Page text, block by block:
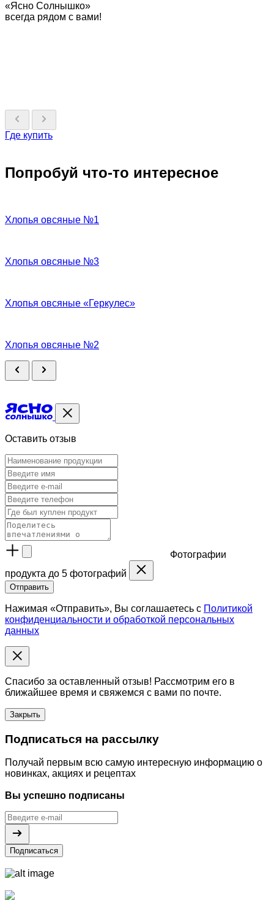
«Ясно Солнышко»
всегда рядом с вами!
Где купить
Попробуй что-то интересное
Хлопья овсяные №1
Хлопья овсяные №3
Хлопья овсяные «Геркулес»
Хлопья овсяные №2
Оставить отзыв
Фотографии
продукта до 5 фотографий
Отправить
Нажимая «Отправить», Вы соглашаетесь с Политикой
конфиденциальности и обработкой персональных
данных
Спасибо за оставленный отзыв! Рассмотрим его в
ближайшее время и свяжемся с вами по почте.
Закрыть
Подписаться на рассылку
Получай первым всю самую интересную информацию о
новинках, акциях и рецептах
Вы успешно подписаны
Подписаться